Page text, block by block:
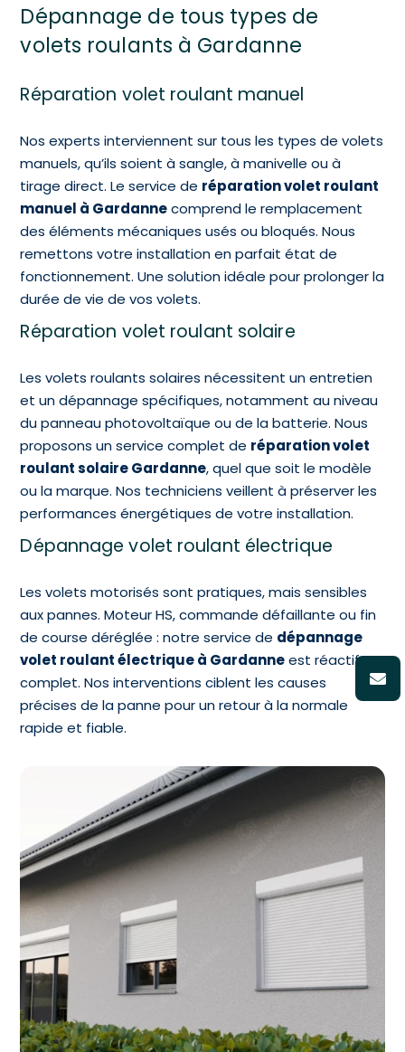
Dépannage de tous types de
volets roulants à Gardanne
Réparation volet roulant manuel
Nos experts interviennent sur tous les types de volets
manuels, qu’ils soient à sangle, à manivelle ou à
tirage direct. Le service de réparation volet roulant
manuel à Gardannecomprend le remplacement
des éléments mécaniques usés ou bloqués. Nous
remettons votre installation en parfait état de
fonctionnement. Une solution idéale pour prolonger la
durée de vie de vos volets.
Réparation volet roulant solaire
Les volets roulants solaires nécessitent un entretien
et un dépannage spécifiques, notamment au niveau
du panneau photovoltaïque ou de la batterie. Nous
proposons un service complet de réparation volet
roulant solaire Gardanne, quel que soit le modèle
ou la marque. Nos techniciens veillent à préserver les
performances énergétiques de votre installation.
Dépannage volet roulant électrique
Les volets motorisés sont pratiques, mais sensibles
aux pannes. Moteur HS, commande défaillante ou fin
de course déréglée : notre service de dépannage
volet roulant électrique à Gardanneest réactif et
complet. Nos interventions ciblent les causes
précises de la panne pour un retour à la normale
rapide et fiable.